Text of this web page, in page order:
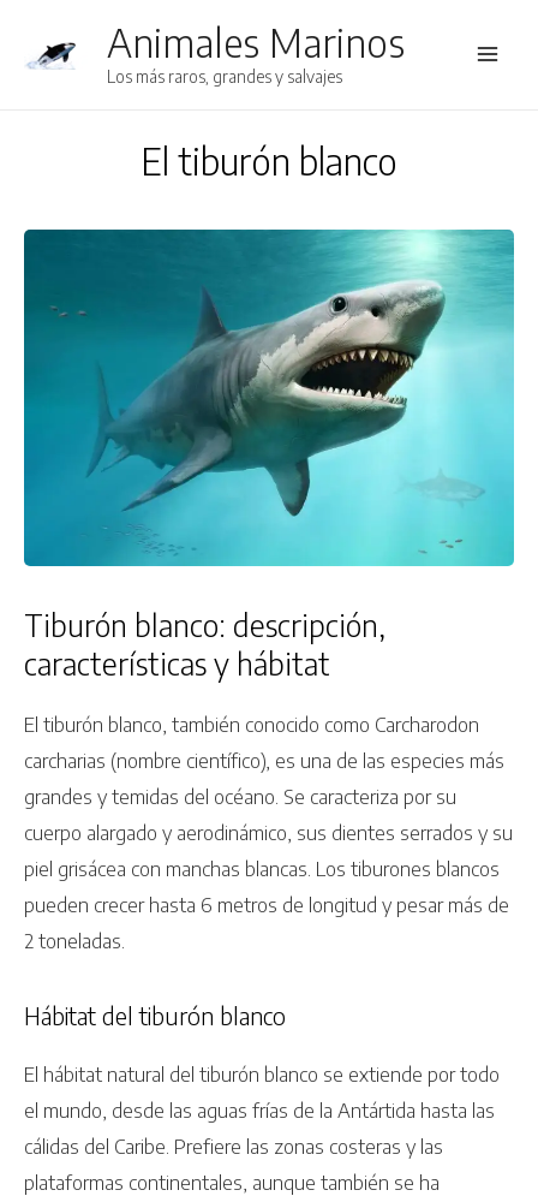
Animales Marinos
Los más raros, grandes y salvajes
El tiburón blanco
Tiburón blanco: descripción,
características y hábitat
El tiburón blanco, también conocido como Carcharodon
carcharias (nombre científico), es una de las especies más
grandes y temidas del océano. Se caracteriza por su
cuerpo alargado y aerodinámico, sus dientes serrados y su
piel grisácea con manchas blancas. Los tiburones blancos
pueden crecer hasta 6 metros de longitud y pesar más de
2 toneladas.
Hábitat del tiburón blanco
El hábitat natural del tiburón blanco se extiende por todo
el mundo, desde las aguas frías de la Antártida hasta las
cálidas del Caribe. Prefiere las zonas costeras y las
plataformas continentales, aunque también se ha